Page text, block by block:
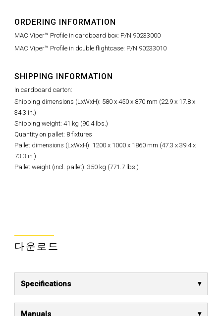
ORDERING INFORMATION
MAC Viper™ Profile in cardboard box: P/N 90233000
MAC Viper™ Profile in double flightcase: P/N 90233010
SHIPPING INFORMATION
In cardboard carton:
Shipping dimensions (LxWxH): 580 x 450 x 870 mm (22.9 x 17.8 x
34.3 in.)
Shipping weight: 41 kg (90.4 lbs.)
Quantity on pallet: 8 fixtures
Pallet dimensions (LxWxH): 1200 x 1000 x 1860 mm (47.3 x 39.4 x
73.3 in.)
Pallet weight (incl. pallet): 350 kg (771.7 lbs.)
다운로드
Specifications
Manuals